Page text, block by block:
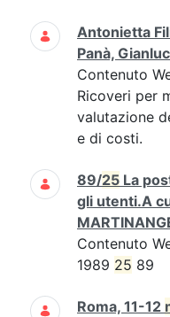
Antonietta
Panà,
Contenuto
Ricoveri per
valutazione
e di costi.
89/25 La
gli utenti.A
Contenuto
1989 25 89
Roma, 11-12